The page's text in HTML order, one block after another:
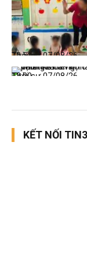
Thời sự
07/08/26, 12:51
Thời sự
07/08/26, 12:00
KẾT NỐI